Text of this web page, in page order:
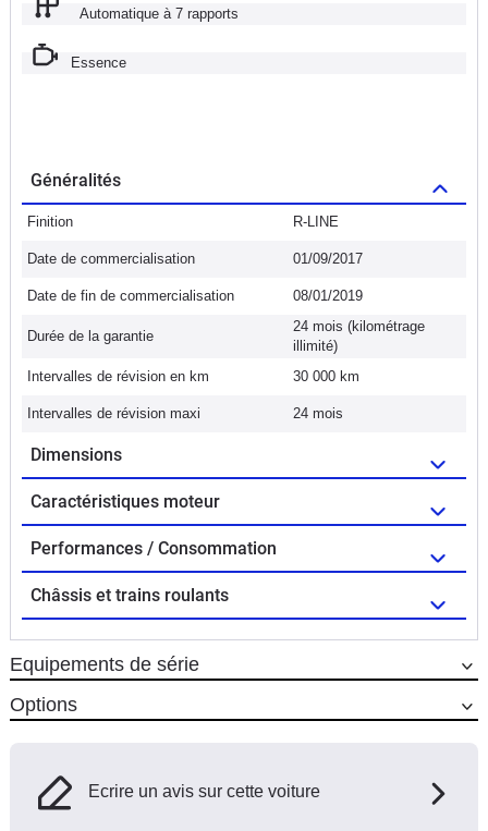
Automatique à 7 rapports
Essence
Généralités
Finition R-LINE
Date de commercialisation 01/09/2017
Date de fin de commercialisation 08/01/2019
Durée de la garantie
24 mois (kilométrage
illimité)
Intervalles de révision en km
30 000 km
Intervalles de révision maxi 24 mois
Dimensions
Caractéristiques moteur
Performances / Consommation
Châssis et trains roulants
Equipements de série
Options
Ecrire un avis sur cette voiture